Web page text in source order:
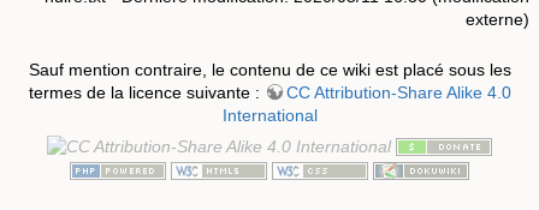
externe)
Sauf mention contraire, le contenu de ce wiki est placé sous les
termes de la licence suivante :
CC Attribution-Share Alike 4.0
International